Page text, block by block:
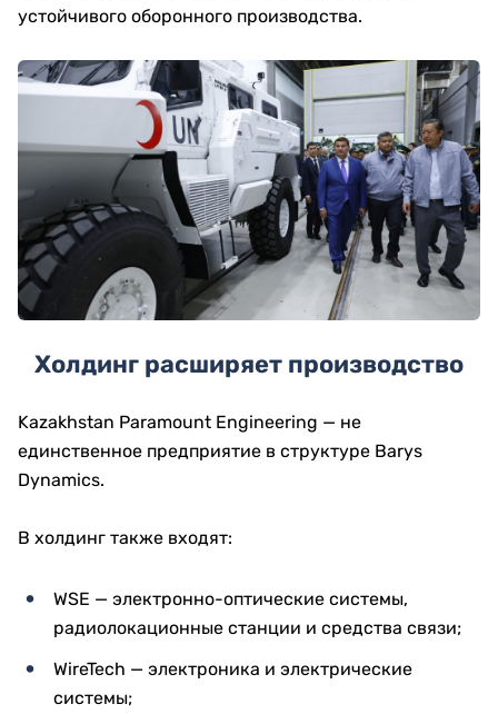
устойчивого оборонного производства.
Холдинг расширяет производство
Kazakhstan Paramount Engineering — не
единственное предприятие в структуре Barys
Dynamics.
В холдинг также входят:
WSE — электронно-оптические системы,
радиолокационные станции и средства связи;
WireTech — электроника и электрические
системы;